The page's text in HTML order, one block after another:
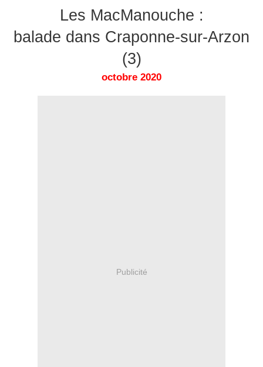
Les MacManouche :
balade dans Craponne-sur-Arzon
(3)
octobre 2020
Publicité